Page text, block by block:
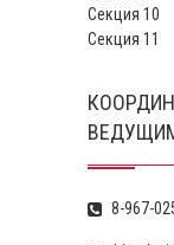
Секция 10
Секция 11
8-967-